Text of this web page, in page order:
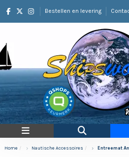
Bestellen en levering
Home Nautische Accessoires Entreemat